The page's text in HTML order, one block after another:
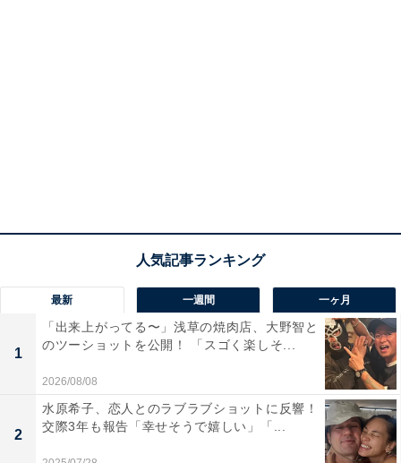
最新 一週間 一ヶ月
1
「出来上がってる〜」浅草の焼肉店、大野智と
のツーショットを公開！ 「スゴく楽しそ...
2026/08/08
2
水原希子、恋人とのラブラブショットに反響！
交際3年も報告「幸せそうで嬉しい」「...